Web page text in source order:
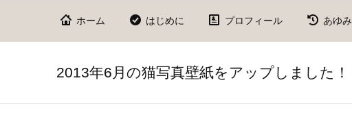
ホーム はじめに プロフィール あゆみ
2013年6月の猫写真壁紙をアップしました！